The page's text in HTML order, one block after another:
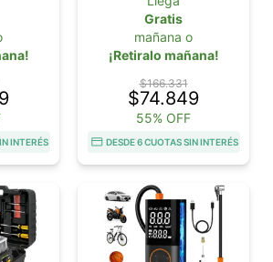
INTERÉS
Gratis
mañana o
¡Retiralo mañana!
$166.331
$74.849
55% OFF
DESDE 6 CUOTAS SIN INTERÉS